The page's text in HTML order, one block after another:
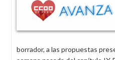
borrador, a las propuestas